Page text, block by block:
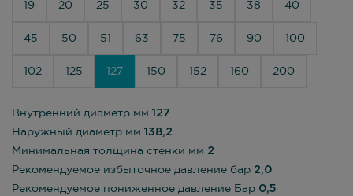
19 20 25 30 32 35 38 40
45 50 51 63 75 76 90 100
102 125 127 150 152 160 200
Внутренний диаметр мм 127
Наружный диаметр мм 138,2
Минимальная толщина стенки мм 2
Рекомендуемое избыточное давление бар 2,0
Рекомендуемое пониженное давление Бар 0,5